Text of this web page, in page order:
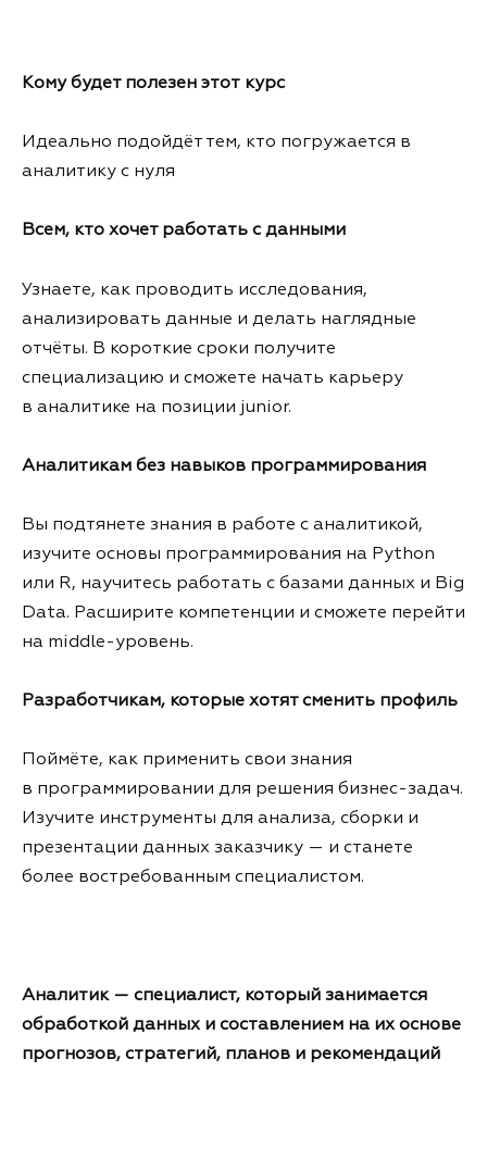
Кому будет полезен этот курс
Идеально подойдёт тем, кто погружается в
аналитику с нуля
Всем, кто хочет работать с данными
Узнаете, как проводить исследования,
анализировать данные и делать наглядные
отчёты. В короткие сроки получите
специализацию и сможете начать карьеру
в аналитике на позиции junior.
Аналитикам без навыков программирования
Вы подтянете знания в работе с аналитикой,
изучите основы программирования на Python
или R, научитесь работать с базами данных и Big
Data. Расширите компетенции и сможете перейти
на middle-уровень.
Разработчикам, которые хотят сменить профиль
Поймёте, как применить свои знания
в программировании для решения бизнес-задач.
Изучите инструменты для анализа, сборки и
презентации данных заказчику — и станете
более востребованным специалистом.
Аналитик — специалист, который занимается
обработкой данных и составлением на их основе
прогнозов, стратегий, планов и рекомендаций